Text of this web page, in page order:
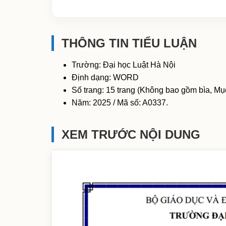
THÔNG TIN TIỂU LUẬN
Trường: Đại học Luật Hà Nội
Định dạng: WORD
Số trang: 15 trang (Không bao gồm bìa,
Năm: 2025 / Mã số: A0337.
XEM TRƯỚC NỘI DUNG